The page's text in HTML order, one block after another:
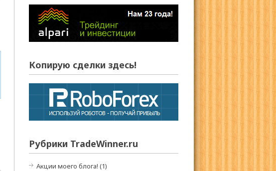
Копирую сделки здесь!
Рубрики TradeWinner.ru
Акции моего блога! (1)